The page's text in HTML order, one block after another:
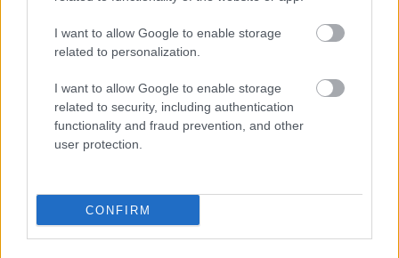
I want to allow Google to enable storage
related to personalization.
I want to allow Google to enable storage
related to security, including authentication
functionality and fraud prevention, and other
user protection.
CONFIRM
A tésztához géppel felverünk (kb. 6 percig) 3 egész
tojást 100 gramm porcukorral, majd hozzáadjuk
az apróra darabolt aszalt sárgabarackot, az olvadt
vajat és alaposan összekeverjük őket. A 3 tojás
fehérjét két kis kanál créme fraiche keverékével,
plusz a 20 gramm porcukorral felverjük egészen
keverjük akként, hogy elvegyüljön, de ne törjük túl a
fehérjehabot. Ezt követően a fehérjehab maradék
részét is hozzákeverjük óvatosan a masszához. Az